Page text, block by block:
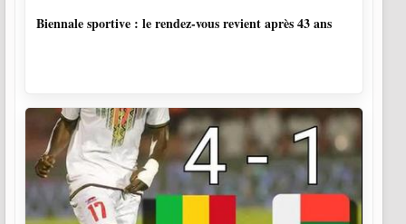
Biennale sportive : le rendez-vous revient après 43 ans